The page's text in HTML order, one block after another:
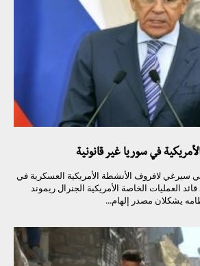
في سوريا غير قانونية
سيرغي لافروف الأنشطة الأمريكية العسكرية في
العمليات الخاصة الأمريكية الجنرال ريموند
يشكلان مصدر إلهام...